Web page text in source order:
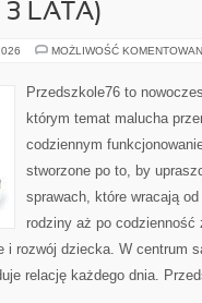
LATA)
MOŻLIWOŚĆ
Przedszkole76 to
którym temat malucha
codziennym
stworzone po to, by
sprawach, które wracają
rodziny aż po
i rozwój dziecka. W centrum
relację każdego dnia.